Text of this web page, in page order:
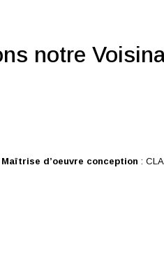
notre
Maîtrise d’oeuvre conception :